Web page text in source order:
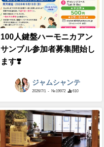
100人鍵盤ハーモニカアン
サンブル参加者募集開始し
ます❣️
ジャムシャンテ
2026/7/1 - №19972 610